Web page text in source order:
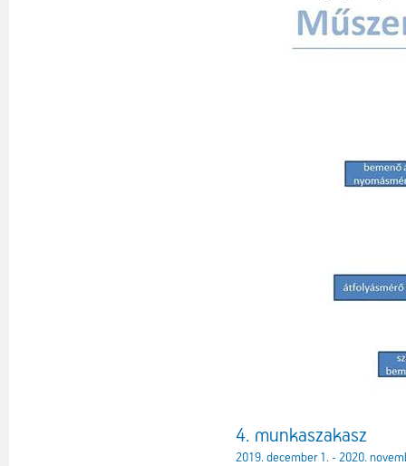
4. munkaszakasz
2019. december 1. - 2020.